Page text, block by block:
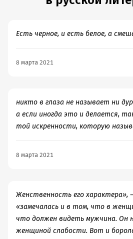
Есть черное, и есть белое, а
8 марта 2021
никто в глаза не называет ни
а если иногда это и делается,
той искренности, которую
8 марта 2021
Женственность его характера»,
«замечалась и в том, что в
что должен видеть мужчина. Он
женщиной слабости. Вот и